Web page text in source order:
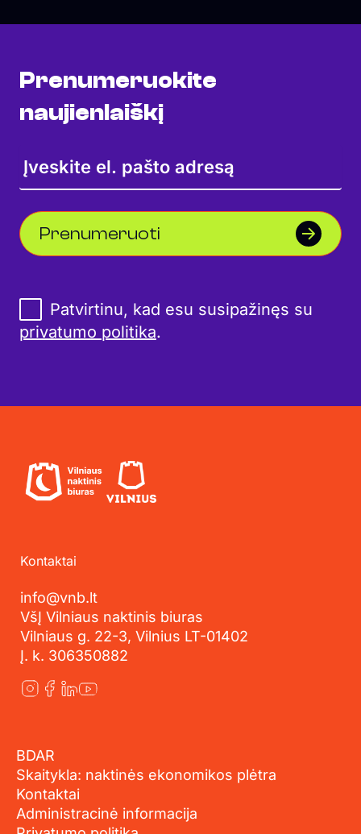
Prenumeruokite
naujienlaiškį
Prenumeruoti
Patvirtinu, kad esu susipažinęs su
privatumo politika.
Kontaktai
info@vnb.lt
VšĮ Vilniaus naktinis biuras
Vilniaus g. 22-3, Vilnius LT-01402
Į. k. 306350882
BDAR
Skaitykla: naktinės ekonomikos plėtra
Kontaktai
Administracinė informacija